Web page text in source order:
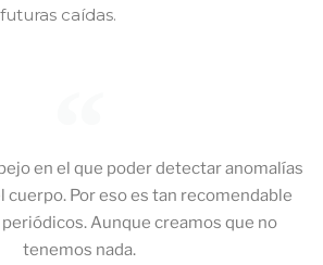
caídas.
en el que poder detectar anomalías
cuerpo. Por eso es tan recomendable
Aunque creamos que no
tenemos nada.